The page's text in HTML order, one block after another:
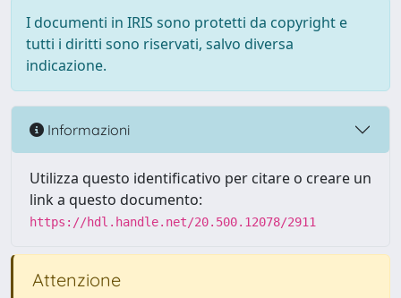
I documenti in IRIS sono protetti da copyright e
tutti i diritti sono riservati, salvo diversa
indicazione.
Informazioni
Utilizza questo identificativo per citare o creare un
link a questo documento:
https://hdl.handle.net/20.500.12078/2911
Attenzione